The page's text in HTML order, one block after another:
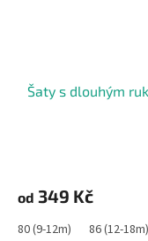
Šaty s dlouhým
od 349 Kč
80 (9-12m) 86 (12-18m)